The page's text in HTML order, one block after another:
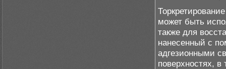
может быть
также для
нанесенный с
адгезионными
поверхностях,